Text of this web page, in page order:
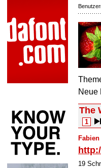
Neue
The
1
19